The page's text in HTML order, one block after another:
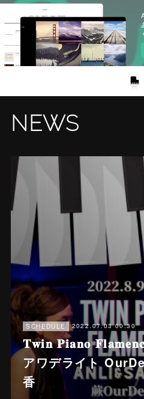
NEWS
SCHEDULE 2022.07.03 00:30
𝐓𝐰𝐢𝐧 𝐏𝐢𝐚𝐧𝐨
アワデライト
香